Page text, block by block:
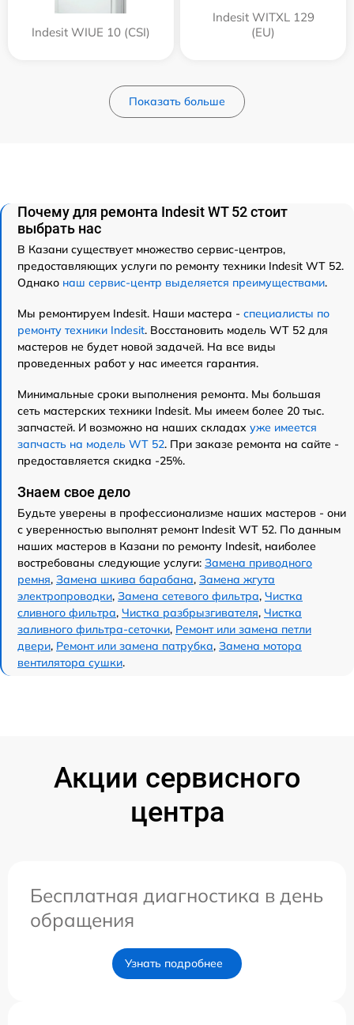
Indesit WIUE 10 (CSI)
Indesit WITXL 129
(EU)
Показать больше
Почему для ремонта Indesit WT 52 стоит
выбрать нас
В Казани существует множество сервис-центров,
предоставляющих услуги по ремонту техники Indesit WT 52.
Однако наш сервис-центр выделяется преимуществами.
Мы ремонтируем Indesit. Наши мастера - специалисты по
ремонту техники Indesit. Восстановить модель WT 52 для
мастеров не будет новой задачей. На все виды
проведенных работ у нас имеется гарантия.
Минимальные сроки выполнения ремонта. Мы большая
сеть мастерских техники Indesit. Мы имеем более 20 тыс.
запчастей. И возможно на наших складах уже имеется
запчасть на модель WT 52. При заказе ремонта на сайте -
предоставляется скидка -25%.
Знаем свое дело
Будьте уверены в профессионализме наших мастеров - они
с уверенностью выполнят ремонт Indesit WT 52. По данным
наших мастеров в Казани по ремонту Indesit, наиболее
востребованы следующие услуги: Замена приводного
ремня, Замена шкива барабана, Замена жгута
электропроводки, Замена сетевого фильтра, Чистка
сливного фильтра, Чистка разбрызгивателя, Чистка
заливного фильтра-сеточки, Ремонт или замена петли
двери, Ремонт или замена патрубка, Замена мотора
вентилятора сушки.
Акции сервисного
центра
Бесплатная диагностика в день
обращения
Узнать подробнее